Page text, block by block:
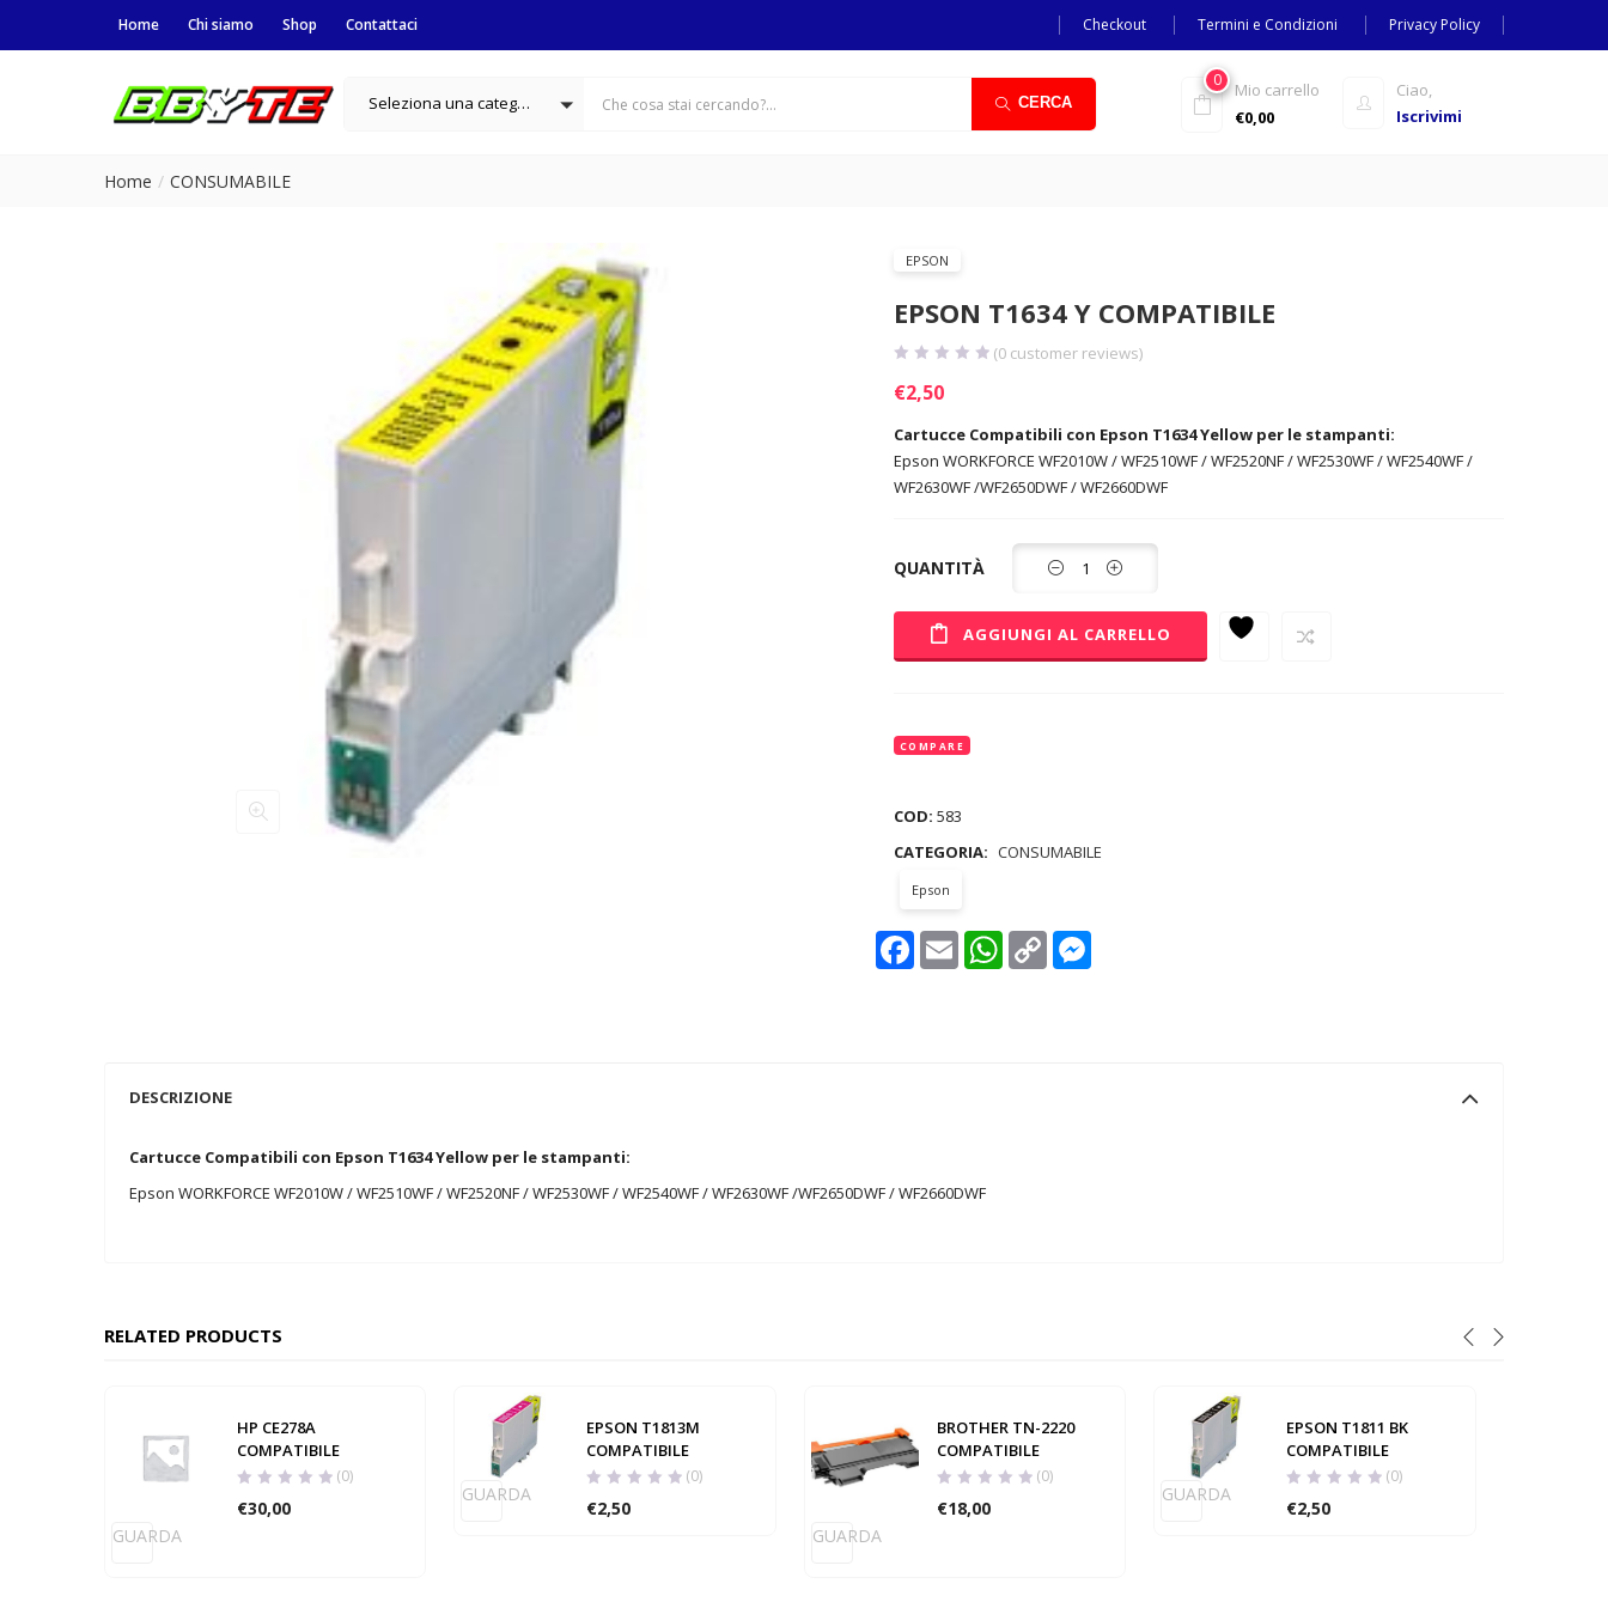
Home Chi siamo Shop Contattaci Checkout Termini e Condizioni Privacy Policy
Seleziona una categoria CERCA
Ciao,
Iscrivimi
0
Mio carrello
€0,00
Home CONSUMABILE
EPSON
EPSON T1634 Y COMPATIBILE
(0 customer reviews)
€2,50
Cartucce Compatibili con Epson T1634 Yellow per le stampanti:
Epson WORKFORCE WF2010W / WF2510WF / WF2520NF / WF2530WF / WF2540WF /
WF2630WF /WF2650DWF / WF2660DWF
QUANTITÀ
AGGIUNGI AL CARRELLO
COMPARE
COD: 583
CATEGORIA: CONSUMABILE
Epson
Facebook
Email WhatsApp
Copy
Link
DESCRIZIONE
Cartucce Compatibili con Epson T1634 Yellow per le stampanti:
Epson WORKFORCE WF2010W / WF2510WF / WF2520NF / WF2530WF / WF2540WF / WF2630WF /WF2650DWF / WF2660DWF
RELATED PRODUCTS
GUARDA
HP CE278A
COMPATIBILE
(0)
€30,00
GUARDA
EPSON T1813M
COMPATIBILE
(0)
€2,50
GUARDA
BROTHER TN-2220
COMPATIBILE
(0)
€18,00
GUARDA
EPSON T1811 BK
COMPATIBILE
(0)
€2,50